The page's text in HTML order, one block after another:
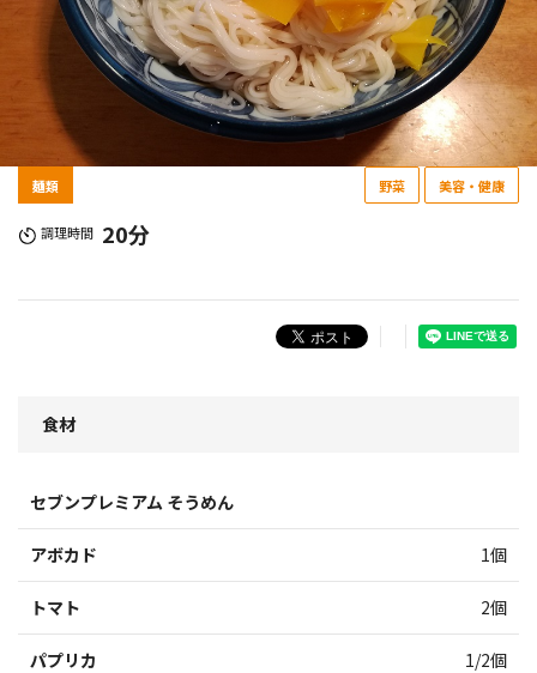
麺類 野菜 美容・健康
調理時間 20分
食材
セブンプレミアム そうめん
アボカド 1個
トマト 2個
パプリカ 1/2個